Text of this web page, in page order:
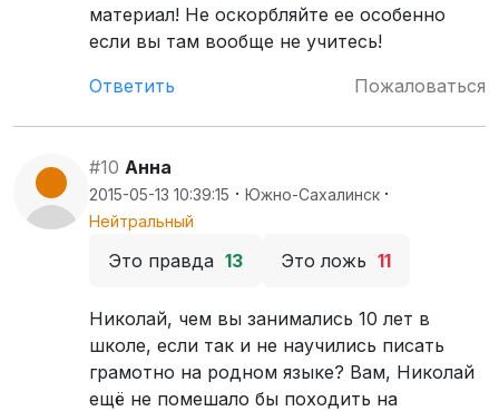
материал! Не оскорбляйте ее особенно
если вы там вообще не учитесь!
Ответить
Пожаловаться
#10 Анна
2015-05-13 10:39:15 · Южно-Сахалинск ·
Нейтральный
Это правда 13 Это ложь 11
Николай, чем вы занимались 10 лет в
школе, если так и не научились писать
грамотно на родном языке? Вам, Николай
ещё не помешало бы походить на